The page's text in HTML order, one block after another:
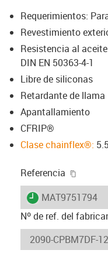
Requerimientos:
Revestimiento
Resistencia al
DIN EN 50363-4-1
Libre de siliconas
Retardante de llama
Apantallamiento
CFRIP®
Clase chainflex®:
Referencia
igus-icon-lieferzeit
MAT9751794
Nº de ref. del